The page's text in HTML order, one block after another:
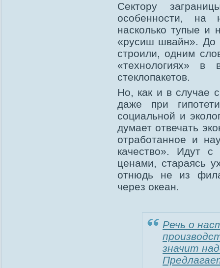
Сектору
особенности, на
насколько тупые и
«русиш швайн». До
строили, одним
«технологиях» в
стеклопакетов.
Но, как и в случае
даже при
социальной и
думает отвечать
отработанное и
качество». Идут
ценами, стараясь
отнюдь не из
через океан.
Речь о
значит